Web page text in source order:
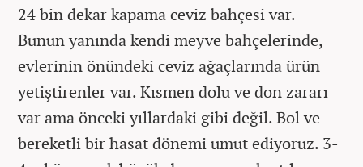
24 bin dekar kapama ceviz bahçesi var.
Bunun yanında kendi meyve bahçelerinde,
evlerinin önündeki ceviz ağaçlarında ürün
yetiştirenler var. Kısmen dolu ve don zararı
var ama önceki yıllardaki gibi değil. Bol ve
bereketli bir hasat dönemi umut ediyoruz. 3-